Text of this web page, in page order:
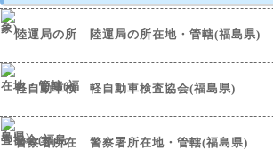
陸運局の所在地・管轄(福島県)
軽自動車検査協会(福島県)
警察署所在地・管轄(福島県)